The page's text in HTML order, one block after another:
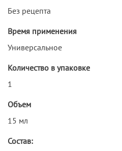
Без рецепта
Время применения
Универсальное
Количество в упаковке
1
Объем
15 мл
Состав: